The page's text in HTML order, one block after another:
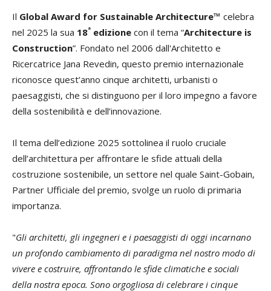
Area
Il Global Award for Sustainable Architecture™ celebra
nel 2025 la sua 18ª edizione con il tema “Architecture is
Construction”. Fondato nel 2006 dall'Architetto e
Ricercatrice Jana Revedin, questo premio internazionale
riconosce quest’anno cinque architetti, urbanisti o
paesaggisti, che si distinguono per il loro impegno a favore
della sostenibilità e dell’innovazione.
Il tema dell’edizione 2025 sottolinea il ruolo cruciale
dell’architettura per affrontare le sfide attuali della
costruzione sostenibile, un settore nel quale Saint-Gobain,
Partner Ufficiale del premio, svolge un ruolo di primaria
importanza.
"Gli architetti, gli ingegneri e i paesaggisti di oggi incarnano
un profondo cambiamento di paradigma nel nostro modo di
vivere e costruire, affrontando le sfide climatiche e sociali
della nostra epoca. Sono orgogliosa di celebrare i cinque